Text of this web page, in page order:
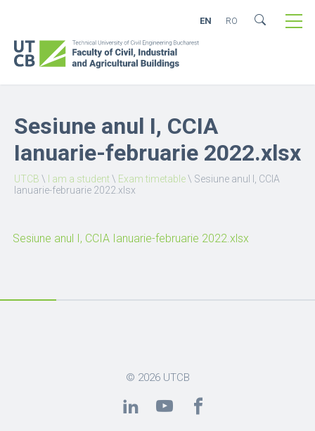
EN RO
Sesiune anul I, CCIA
Ianuarie-februarie 2022.xlsx
UTCB \ I am a student\ Exam timetable\ Sesiune anul I, CCIA
Ianuarie-februarie 2022.xlsx
Sesiune anul I, CCIA Ianuarie-februarie 2022.xlsx
© 2026 UTCB